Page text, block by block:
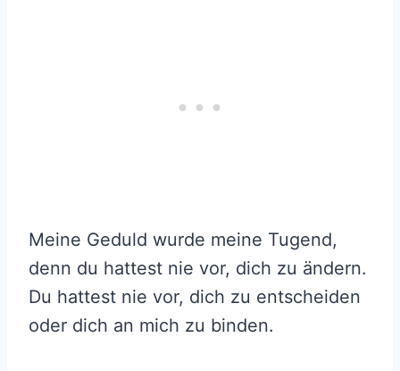
Meine Geduld wurde meine Tugend,
denn du hattest nie vor, dich zu ändern.
Du hattest nie vor, dich zu entscheiden
oder dich an mich zu binden.